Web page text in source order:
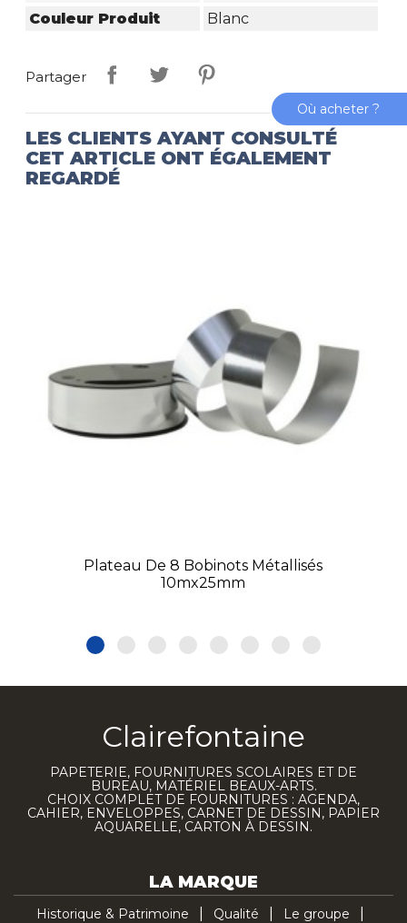
Couleur Produit
Blanc
Partager
LES CLIENTS AYANT CONSULTÉ
CET ARTICLE ONT ÉGALEMENT
REGARDÉ
Plateau De 8 Bobinots Métallisés
10mx25mm
Clairefontaine
PAPETERIE, FOURNITURES SCOLAIRES ET DE
BUREAU, MATÉRIEL BEAUX-ARTS.
CHOIX COMPLET DE FOURNITURES : AGENDA,
CAHIER, ENVELOPPES, CARNET DE DESSIN, PAPIER
AQUARELLE, CARTON À DESSIN.
LA MARQUE
Historique & Patrimoine Qualité
Le groupe
Où acheter ?